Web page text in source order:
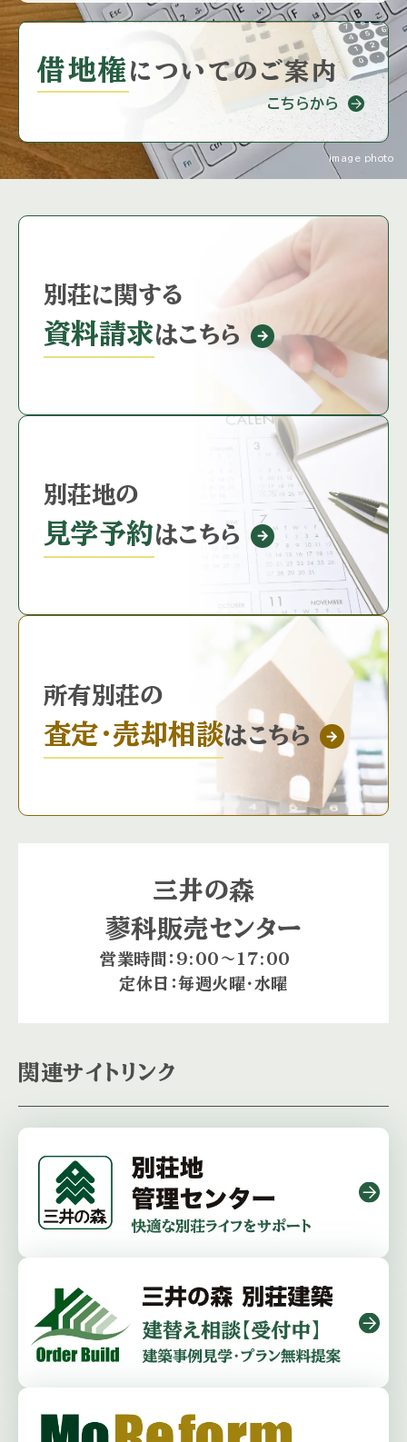
借地権 に ついてのご案内
こちらから
image photo
別荘に関する
資料請求はこちら
別荘地の
見学予約はこちら
所有別荘の
査定・売却相談はこちら
三井の森
蓼科販売センター
営業時間：9:00〜17:00
定休日：毎週火曜・水曜
関連サイトリンク